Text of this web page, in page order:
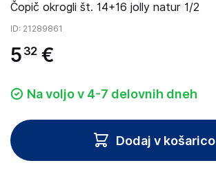
Čopič okrogli št. 14+16 jolly natur 1/2
ID: 21289861
5 32 €
Na voljo v 4-7 delovnih dneh
Dodaj v košarico